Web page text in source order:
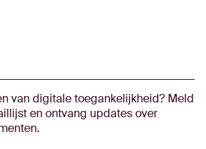
van digitale toegankelijkheid? Meld
en ontvang updates over